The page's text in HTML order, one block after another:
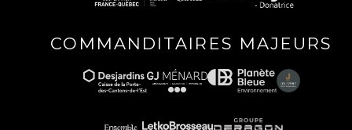
COMMANDITAIRES MAJEURS